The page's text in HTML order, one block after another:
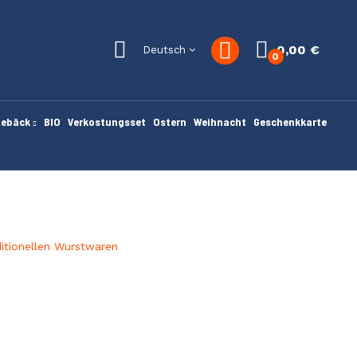
Deutsch 0,00 €
0
BIO Verkostungsset Ostern Weihnacht
Geschenkkarte
Wurstwaren